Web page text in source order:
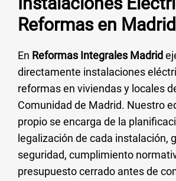
Reformas en Madrid
En Reformas Integrales Madrid
directamente instalaciones
reformas en viviendas y locales
Comunidad de Madrid. Nuestro
propio se encarga de la
legalización de cada instalación,
seguridad, cumplimiento
presupuesto cerrado antes de